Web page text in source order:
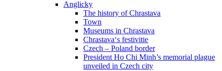
Anglicky
The history of Chrastava
Town
Museums in Chrastava
Chrastava‘s festivitie
Czech – Poland border
President Ho Chi Minh’s memorial plague
unveiled in Czech city